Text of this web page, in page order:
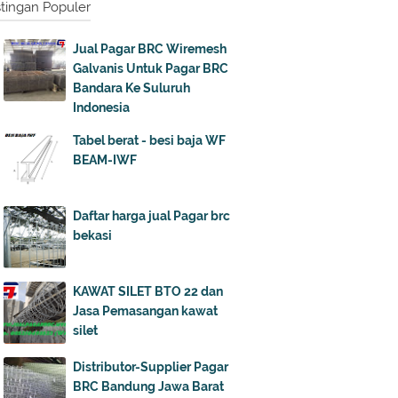
Populer
Jual Pagar BRC Wiremesh
Galvanis Untuk Pagar BRC
Bandara Ke Suluruh
Indonesia
Tabel berat - besi baja WF
BEAM-IWF
Daftar harga jual Pagar brc
bekasi
KAWAT SILET BTO 22 dan
Jasa Pemasangan kawat
silet
Distributor-Supplier Pagar
BRC Bandung Jawa Barat